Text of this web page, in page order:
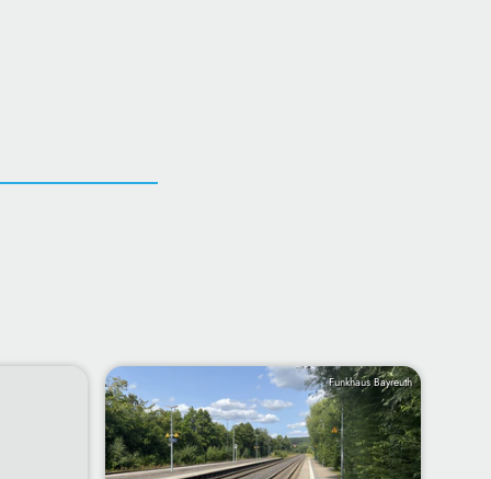
Funkhaus Bayreuth